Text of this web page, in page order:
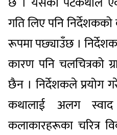
गति लिए पनि
रूपमा पछ्याउँछ ।
कारण पनि चलचित्रको
छैन । निर्देशकले प्रयोग
कथालाई अलग
कलाकारहरूका चरित्र